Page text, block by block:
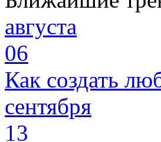
августа
06
Как создать
сентября
13